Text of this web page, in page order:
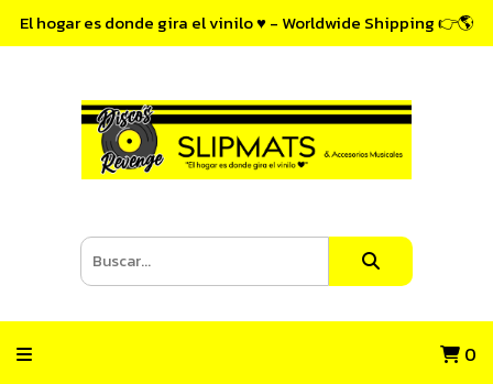
El hogar es donde gira el vinilo ♥ - Worldwide Shipping 👉🌎
0